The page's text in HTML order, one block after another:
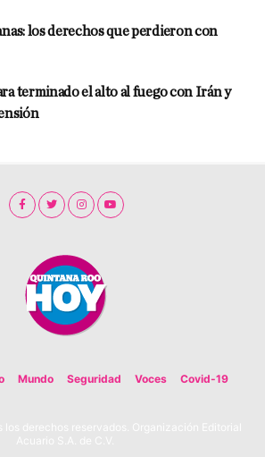
los derechos que perdieron con
terminado el alto al fuego con Irán y
Mundo Seguridad Voces Covid-19